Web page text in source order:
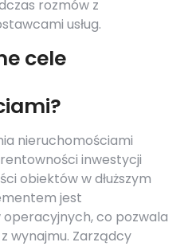
rozmów z
usług.
cele
nieruchomościami
inwestycji
obiektów w dłuższym
jest
co pozwala
wynajmu. Zarządcy